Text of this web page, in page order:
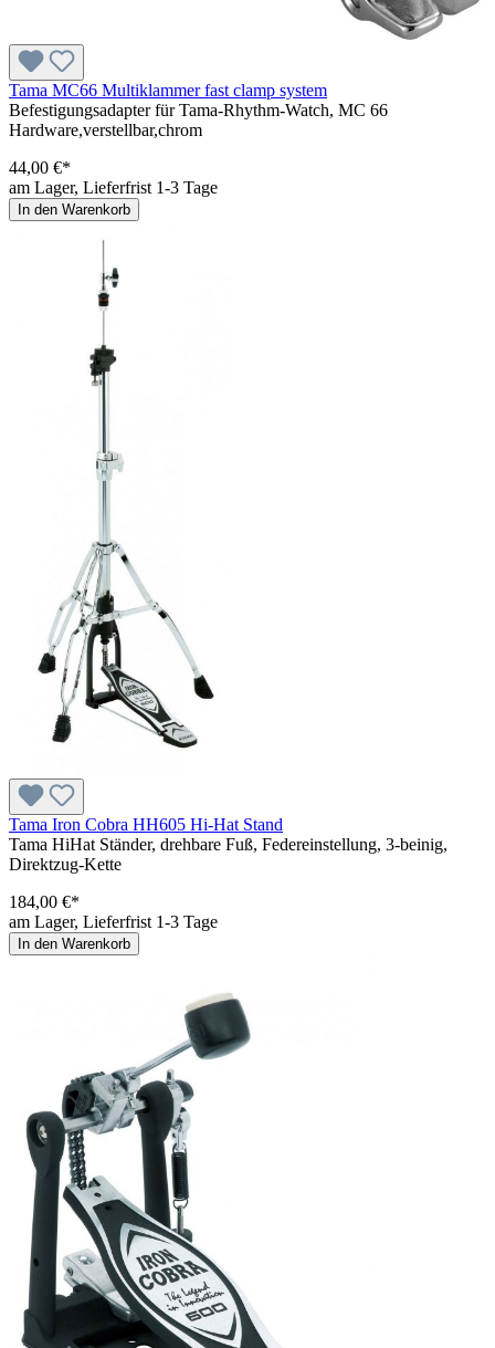
Tama MC66 Multiklammer fast clamp system
Befestigungsadapter für Tama-Rhythm-Watch, MC 66
Hardware,verstellbar,chrom
44,00 €*
am Lager, Lieferfrist 1-3 Tage
In den Warenkorb
Tama Iron Cobra HH605 Hi-Hat Stand
Tama HiHat Ständer, drehbare Fuß, Federeinstellung, 3-beinig,
Direktzug-Kette
184,00 €*
am Lager, Lieferfrist 1-3 Tage
In den Warenkorb